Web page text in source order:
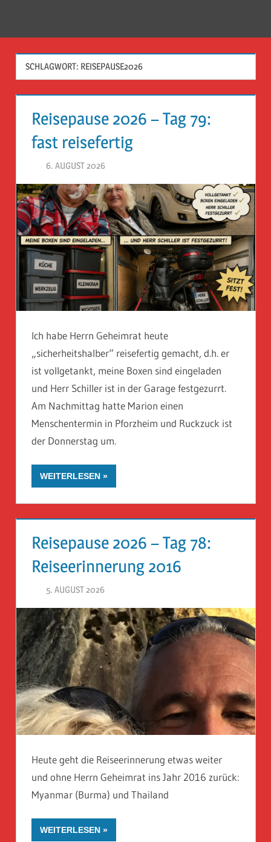
Guckloch
–
Geheimrat
Reisen
SCHLAGWORT: REISEPAUSE2026
Reisepause 2026 – Tag 79:
fast reisefertig
6. AUGUST 2026
Ich habe Herrn Geheimrat heute
„sicherheitshalber“ reisefertig gemacht, d.h. er
ist vollgetankt, meine Boxen sind eingeladen
und Herr Schiller ist in der Garage festgezurrt.
Am Nachmittag hatte Marion einen
Menschentermin in Pforzheim und Ruckzuck ist
der Donnerstag um.
WEITERLESEN
Reisepause 2026 – Tag 78:
Reiseerinnerung 2016
5. AUGUST 2026
Heute geht die Reiseerinnerung etwas weiter
und ohne Herrn Geheimrat ins Jahr 2016 zurück:
Myanmar (Burma) und Thailand
WEITERLESEN